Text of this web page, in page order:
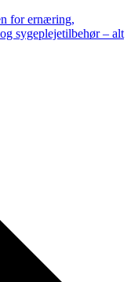
for ernæring,
sygeplejetilbehør – alt